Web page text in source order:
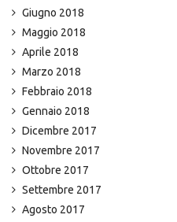
Giugno 2018
Maggio 2018
Aprile 2018
Marzo 2018
Febbraio 2018
Gennaio 2018
Dicembre 2017
Novembre 2017
Ottobre 2017
Settembre 2017
Agosto 2017